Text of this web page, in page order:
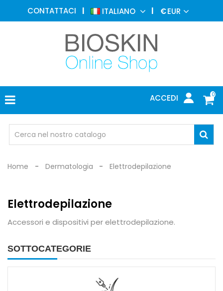
CONTATTACI ITALIANO €EUR
0
ACCEDI
MEDICINA
ESTETICA
DERMATOLOGIA
FOTOTERAPIA
ELETTROMEDICALI
MEDICO
OCCHIALI
DI
Home Dermatologia Elettrodepilazione
Elettrodepilazione
Accessori e dispositivi per elettrodepilazione.
SOTTOCATEGORIE